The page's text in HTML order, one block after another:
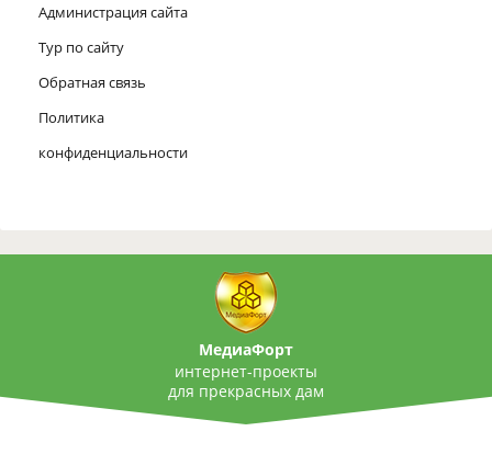
Администрация сайта
Тур по сайту
Обратная связь
Политика
конфиденциальности
МедиаФорт
интернет-проекты
для прекрасных дам